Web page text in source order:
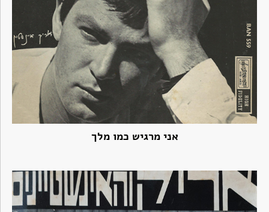
אני מרגיש כמו מלך